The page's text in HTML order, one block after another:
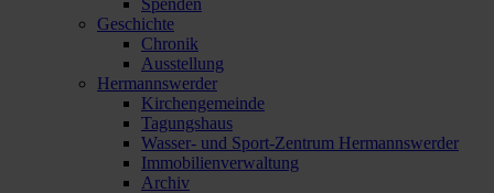
Geschichte
Chronik
Ausstellung
Hermannswerder
Kirchengemeinde
Tagungshaus
Wasser- und Sport-Zentrum Hermannswerder
Immobilienverwaltung
Archiv